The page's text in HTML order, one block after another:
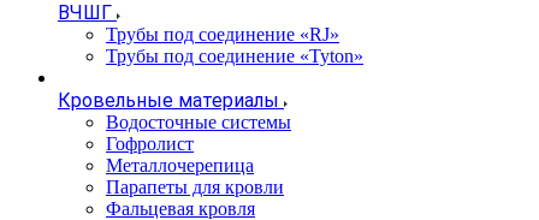
ВЧШГ
Трубы под соединение «RJ»
Трубы под соединение «Tyton»
Кровельные материалы
Водосточные системы
Гофролист
Металлочерепица
Парапеты для кровли
Фальцевая кровля